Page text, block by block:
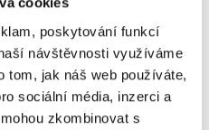
poskytování funkcí
návštěvnosti využíváme
tom, jak náš web používáte,
sociální média, inzerci a
zkombinovat s